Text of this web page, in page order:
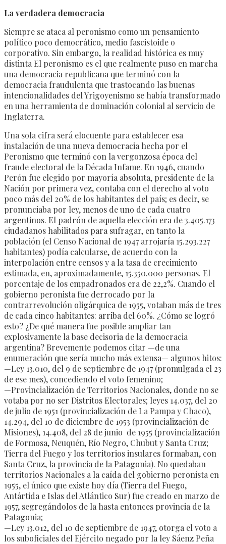
La verdadera democracia
Siempre se ataca al peronismo como un pensamiento
político poco democrático, medio fascistoide o
corporativo. Sin embargo, la realidad histórica es muy
distinta El peronismo es el que realmente puso en marcha
una democracia republicana que terminó con la
democracia fraudulenta que trastocando las buenas
intencionalidades del Yrigoyenismo se había transformado
en una herramienta de dominación colonial al servicio de
Inglaterra.
Una sola cifra será elocuente para establecer esa
instalación de una nueva democracia hecha por el
Peronismo que terminó con la vergonzosa época del
fraude electoral de la Década Infame. En 1946, cuando
Perón fue elegido por mayoría absoluta, presidente de la
Nación por primera vez, contaba con el derecho al voto
poco más del 20% de los habitantes del país; es decir, se
pronunciaba por ley, menos de uno de cada cuatro
argentinos. El padrón de aquella elección era de 3.405.173
ciudadanos habilitados para sufragar, en tanto la
población (el Censo Nacional de 1947 arrojaría 15.293.227
habitantes) podía calcularse, de acuerdo con la
interpolación entre censos y a la tasa de crecimiento
estimada, en, aproximadamente, 15.350.000 personas. El
porcentaje de los empadronados era de 22,2%. Cuando el
gobierno peronista fue derrocado por la
contrarrevolución oligárquica de 1955, votaban más de tres
de cada cinco habitantes: arriba del 60%. ¿Cómo se logró
esto? ¿De qué manera fue posible ampliar tan
explosivamente la base decisoria de la democracia
argentina? Brevemente podemos citar —de una
enumeración que sería mucho más extensa— algunos hitos:
—Ley 13.010, del 9 de septiembre de 1947 (promulgada el 23
de ese mes), concediendo el voto femenino;
—Provincialización de Territorios Nacionales, donde no se
votaba por no ser Distritos Electorales; leyes 14.037, del 20
de julio de 1951 (provincialización de La Pampa y Chaco),
14.294, del 10 de diciembre de 1953 (provincialización de
Misiones), 14.408, del 28 de junio de 1955 (provincialización
de Formosa, Neuquén, Río Negro, Chubut y Santa Cruz;
Tierra del Fuego y los territorios insulares formaban, con
Santa Cruz, la provincia de la Patagonia). No quedaban
territorios Nacionales a la caída del gobierno peronista en
1955, el único que existe hoy día (Tierra del Fuego,
Antártida e Islas del Atlántico Sur) fue creado en marzo de
1957, segregándolos de la hasta entonces provincia de la
Patagonia;
—Ley 13.012, del 10 de septiembre de 1947, otorga el voto a
los suboficiales del Ejército negado por la ley Sáenz Peña